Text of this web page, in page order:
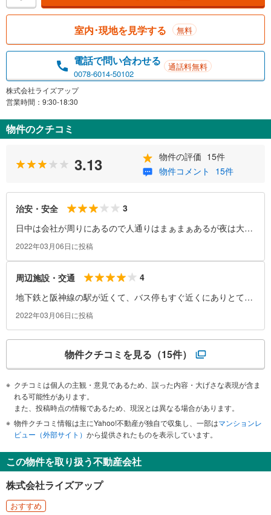
室内･現地を見学する 無料
電話で問い合わせる
0078-6014-50102
通話料無料
株式会社ライズアップ
営業時間：9:30-18:30
物件のクチコミ
3.13 物件の評価 15件
物件コメント
15件
治安・安全
3
日中は会社が周りにあるので人通りはまぁまぁあるが夜は大通
りに面していないので少ないと思う。
2022年03月06日に投稿
周辺施設・交通
4
地下鉄と阪神線の駅が近くて、バス停もすぐ近くにありとても
便利。
2022年03月06日に投稿
物件クチコミを見る （15件）
クチコミは個人の主観・意見であるため、誤った内容・大げさな表現が含ま
れる可能性があります。
また、投稿時点の情報であるため、現況とは異なる場合があります。
物件クチコミ情報は主にYahoo!不動産が独自で収集し、一部はマンションレ
ビュー（外部サイト） から提供されたものを表示しています。
この物件を取り扱う不動産会社
株式会社ライズアップ
おすすめ